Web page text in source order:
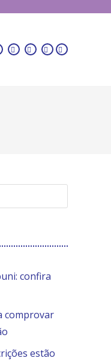
confira
comprovar
estão